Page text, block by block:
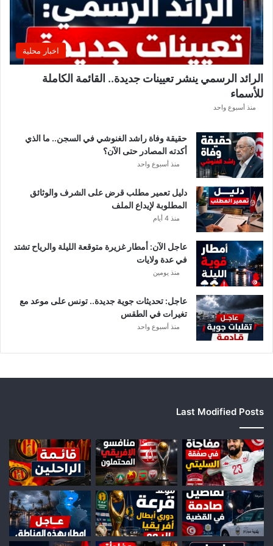
ن
ا
د
ي
ا
إ
ف
ق
ي
م
ع
ن
ع
ي
م
ا
ل
س
ل
ي
ي
اخبار محلية
الرائد الرسمي ينشر تعيينات جديدة.. القائمة الكاملة
للأسماء
منذ أسبوع واحد
حقيقة وفاة راشد الغنوشي في السجن.. ما الذي
أكدته المصادر حتى الآن؟
منذ أسبوع واحد
دليل تعمير مطلب قرض على الشرف والوثائق
المطلوبة لإيداع الملف
منذ 4 أيام
عاجل الآن: أمطار غزيرة متوقعة الليلة والرياح تشتد
في عدة ولايات
منذ يومين
عاجل: تحديثات جوية جديدة.. تونس على موعد مع
تغيرات في الطقس
منذ أسبوع واحد
Last Modified Posts